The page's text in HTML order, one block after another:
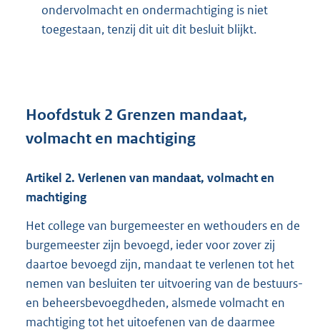
ondervolmacht en ondermachtiging is niet
toegestaan, tenzij dit uit dit besluit blijkt.
Hoofdstuk 2 Grenzen mandaat,
volmacht en machtiging
Artikel 2. Verlenen van mandaat, volmacht en
machtiging
Het college van burgemeester en wethouders en de
burgemeester zijn bevoegd, ieder voor zover zij
daartoe bevoegd zijn, mandaat te verlenen tot het
nemen van besluiten ter uitvoering van de bestuurs-
en beheersbevoegdheden, alsmede volmacht en
machtiging tot het uitoefenen van de daarmee